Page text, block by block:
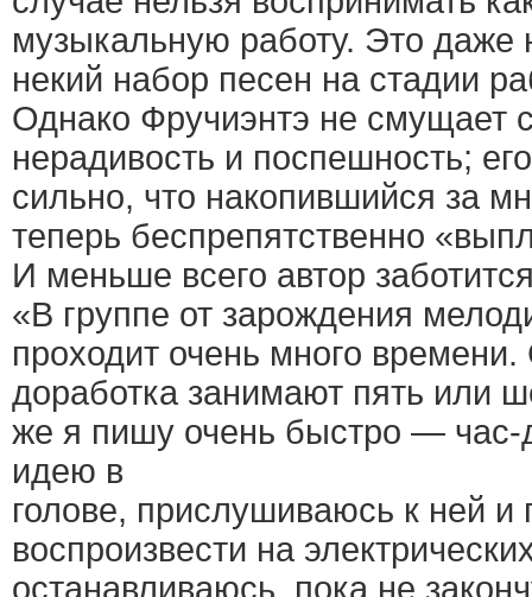
музыкальную работу. Это даже
некий набор песен на стадии
Однако Фручиэнтэ не смущает
нерадивость и поспешность;
сильно, что накопившийся за
теперь беспрепятственно
И меньше всего автор
«В группе от зарождения
проходит очень много
доработка занимают пять или
же я пишу очень быстро — час-
идею в
голове, прислушиваюсь к ней и
воспроизвести на
останавливаюсь, пока не